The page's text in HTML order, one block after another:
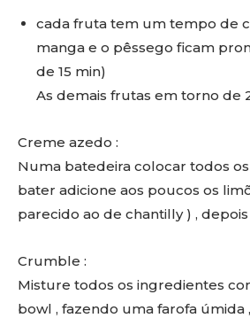
cada fruta tem um tempo de
manga e o pêssego ficam
de 15 min)
As demais frutas em torno de
Creme azedo :
Numa batedeira colocar todos
bater adicione aos poucos os
parecido ao de chantilly ) ,
Crumble :
Misture todos os ingredientes
bowl , fazendo uma farofa